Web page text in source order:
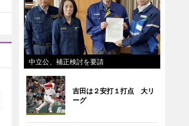
中立公、補正検討を要請
吉田は２安打１打点 大リ
ーグ